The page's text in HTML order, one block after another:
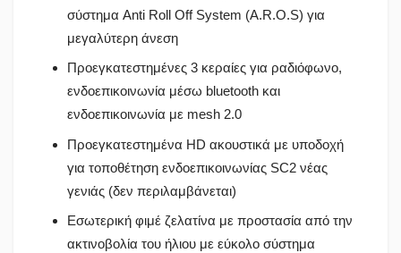
σύστημα Anti Roll Off System (A.R.O.S) για
μεγαλύτερη άνεση
Προεγκατεστημένες 3 κεραίες για ραδιόφωνο,
ενδοεπικοινωνία μέσω bluetooth και
ενδοεπικοινωνία με mesh 2.0
Προεγκατεστημένα HD ακουστικά με υποδοχή
για τοποθέτηση ενδοεπικοινωνίας SC2 νέας
γενιάς (δεν περιλαμβάνεται)
Εσωτερική φιμέ ζελατίνα με προστασία από την
ακτινοβολία του ήλιου με εύκολο σύστημα